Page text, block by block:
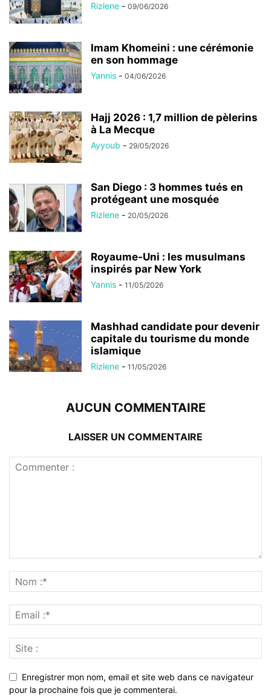
Rizlene - 09/06/2026
Imam Khomeini : une cérémonie
en son hommage
Yannis - 04/06/2026
Hajj 2026 : 1,7 million de pèlerins
à La Mecque
Ayyoub - 29/05/2026
San Diego : 3 hommes tués en
protégeant une mosquée
Rizlene - 20/05/2026
Royaume-Uni : les musulmans
inspirés par New York
Yannis - 11/05/2026
Mashhad candidate pour devenir
capitale du tourisme du monde
islamique
Rizlene - 11/05/2026
AUCUN COMMENTAIRE
LAISSER UN COMMENTAIRE
Enregistrer mon nom, email et site web dans ce navigateur
pour la prochaine fois que je commenterai.